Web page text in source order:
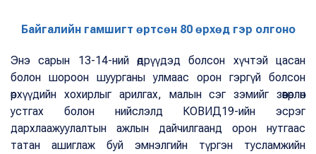
Байгалийн гамшигт өртсөн 80 өрхөд гэр олгоно
Энэ сарын 13-14-ний өдрүүдэд болсон хүчтэй цасан
болон шороон шуурганы улмаас орон гэргүй болсон
өрхүүдийн хохирлыг арилгах, малын сэг зэмийг зөөвөрлөн
устгах болон нийслэлд КОВИД19-ийн эсрэг
дархлаажуулалтын ажлын дайчилгаанд орон нутгаас
татан ашиглаж буй эмнэлгийн түргэн тусламжийн